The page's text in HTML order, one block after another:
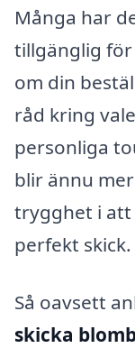
Många har
tillgänglig
om din
råd kring
personliga
blir ännu
trygghet i att
perfekt skick.
Så oavsett
skicka